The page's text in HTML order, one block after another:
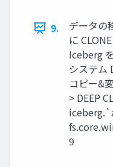
9.
データの
に
Iceberg
システム
コピー&
> DEEP
9